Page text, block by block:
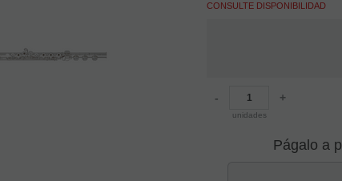
CONSULTE DISPONIBILIDAD
-
unidades
+
Págalo a